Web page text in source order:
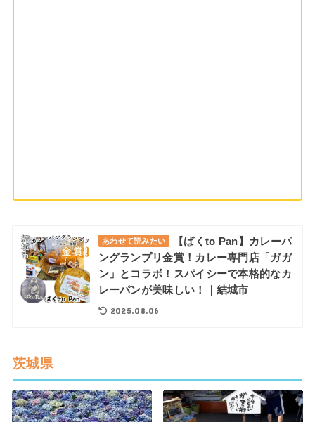
あわせて読みたい
【ばくto Pan】カレーパ
ングランプリ金賞！カレー専門店「ガガ
ン」とコラボ！スパイシーで本格的なカ
レーパンが美味しい！｜結城市
2025.08.06
茨城県